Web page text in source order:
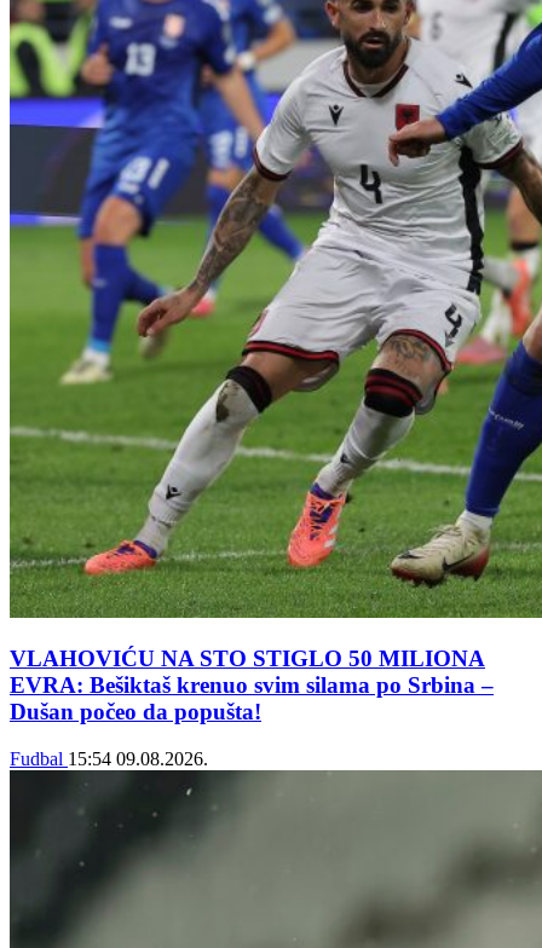
VLAHOVIĆU NA STO STIGLO 50 MILIONA
EVRA: Bešiktaš krenuo svim silama po Srbina –
Dušan počeo da popušta!
Fudbal 15:54 09.08.2026.